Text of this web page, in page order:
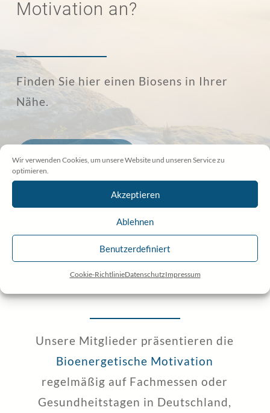
Wir verwenden Cookies, um unsere Website und unseren Service zu
optimieren.
Akzeptieren
Ablehnen
Benutzerdefiniert
Cookie-RichtlinieDatenschutzImpressum
Motivation an?
Finden Sie hier einen Biosens in Ihrer
Nähe.
BIOSENS FINDEN
Gesundheitstage und -
Messen
Unsere Mitglieder präsentieren die
Bioenergetische Motivation
regelmäßig auf Fachmessen oder
Gesundheitstagen in Deutschland,